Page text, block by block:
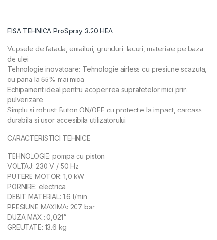
FISA TEHNICA ProSpray 3.20 HEA
Vopsele de fatada, emailuri, grunduri, lacuri, materiale pe baza
de ulei
Tehnologie inovatoare: Tehnologie airless cu presiune scazuta,
cu pana la 55% mai mica
Echipament ideal pentru acoperirea suprafetelor mici prin
pulverizare
Simplu si robust: Buton ON/OFF cu protectie la impact, carcasa
durabila si usor accesibila utilizatorului
CARACTERISTICI TEHNICE
TEHNOLOGIE: pompa cu piston
VOLTAJ: 230 V / 50 Hz
PUTERE MOTOR: 1,0 kW
PORNIRE: electrica
DEBIT MATERIAL: 1.6 l/min
PRESIUNE MAXIMA: 207 bar
DUZA MAX.: 0,021“
GREUTATE: 13.6 kg